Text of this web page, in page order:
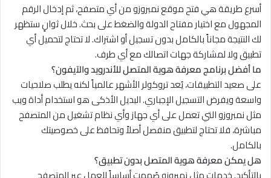
أسرع طريقة هي فتح موقع نمبروزو من أي متصفح، ثم إدخال الرقم
المجهول مع اختيار مفتاح الدولة والضغط على بحث. خلال ثوانٍ ستظهر
لك النتيجة مجاناً بالكامل بدون تسجيل أو اشتراك. لا تحتاج لتحميل أي
تطبيق ولا لمشاركة جهات اتصالك مع أي طرف.
ما أفضل برنامج معرفة هوية المتصل للأندرويد والآيفون؟
على صعيد التطبيقات، يُعد تروكولر الأشهر عالمياً لكنه يطلب صلاحيات
واسعة ويفرض التسجيل الإجباري. البديل الأذكى هو استخدام أداة ويب
مثل نمبروزو التي تعمل على أي جهاز وأي نظام تشغيل من المتصفح
مباشرة، فلا تحتاج لتطبيق منفصل أصلاً وتحافظ على خصوصيتك
بالكامل.
هل يمكن معرفة هوية المتصل بدون تطبيق؟